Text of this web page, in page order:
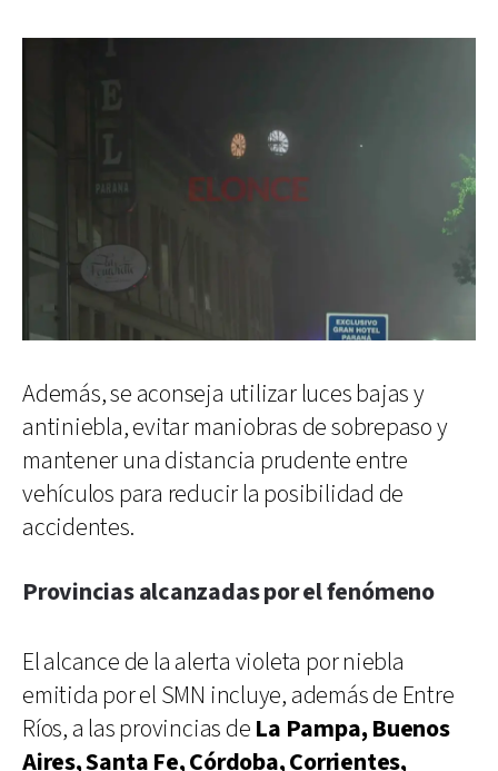
Además, se aconseja utilizar luces bajas y
antiniebla, evitar maniobras de sobrepaso y
mantener una distancia prudente entre
vehículos para reducir la posibilidad de
accidentes.
Provincias alcanzadas por el fenómeno
El alcance de la alerta violeta por niebla
emitida por el SMN incluye, además de Entre
Ríos, a las provincias de La Pampa, Buenos
Aires, Santa Fe, Córdoba, Corrientes,